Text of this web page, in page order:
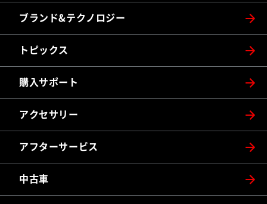
ブランド&テクノロジー
トピックス
購入サポート
アクセサリー
アフターサービス
中古車